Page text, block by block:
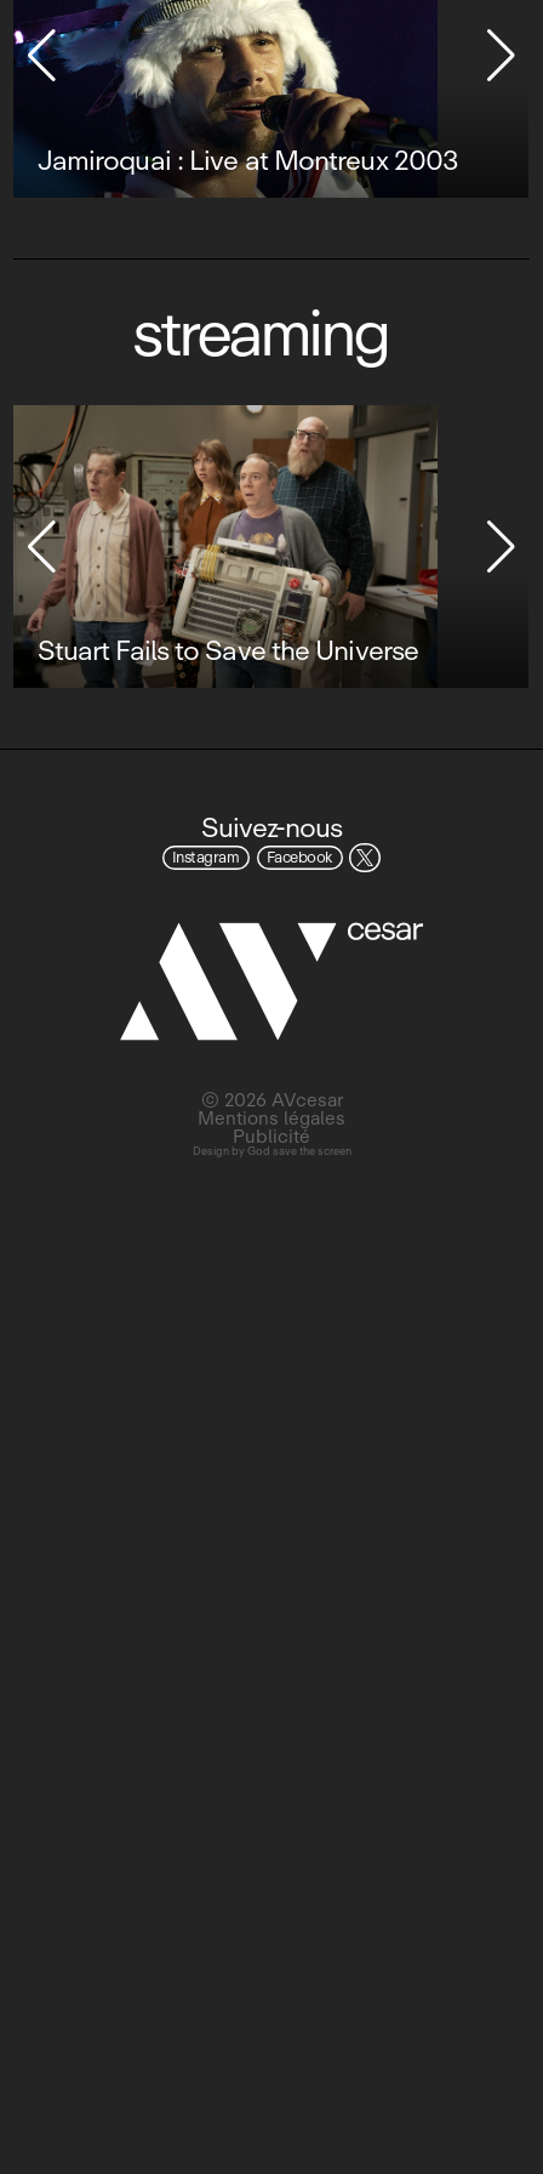
: Live at Montreux 2003
streaming
Stuart Fails to Save the Universe
Suivez-nous
Instagram Facebook
Design by God save the screen
© 2026 AVcesar
Mentions légales
Publicité